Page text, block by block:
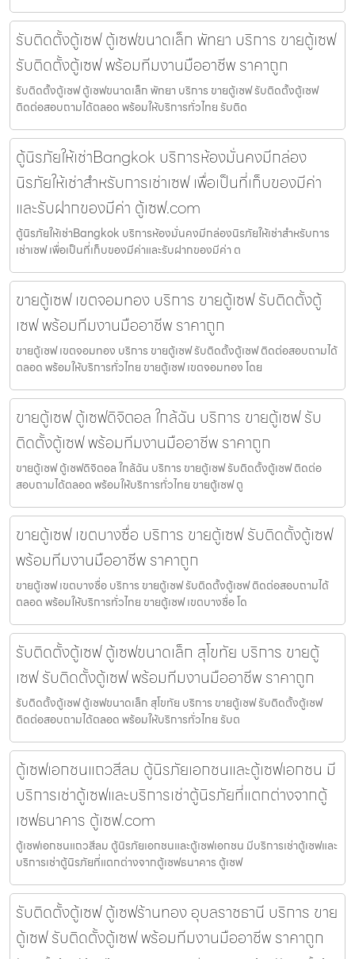
รับติดตั้งตู้เซฟ ตู้เซฟขนาดเล็ก พัทยา บริการ ขายตู้เซฟ
รับติดตั้งตู้เซฟ พร้อมทีมงานมืออาชีพ ราคาถูก
รับติดตั้งตู้เซฟ ตู้เซฟขนาดเล็ก พัทยา บริการ ขายตู้เซฟ รับติดตั้งตู้เซฟ
ติดต่อสอบถามได้ตลอด พร้อมให้บริการทั่วไทย รับติด
ตู้นิรภัยให้เช่าBangkok บริการห้องมั่นคงมีกล่อง
นิรภัยให้เช่าสำหรับการเช่าเซฟ เพื่อเป็นที่เก็บของมีค่า
และรับฝากของมีค่า ตู้เซฟ.com
ตู้นิรภัยให้เช่าBangkok บริการห้องมั่นคงมีกล่องนิรภัยให้เช่าสำหรับการ
เช่าเซฟ เพื่อเป็นที่เก็บของมีค่าและรับฝากของมีค่า ต
ขายตู้เซฟ เขตจอมทอง บริการ ขายตู้เซฟ รับติดตั้งตู้
เซฟ พร้อมทีมงานมืออาชีพ ราคาถูก
ขายตู้เซฟ เขตจอมทอง บริการ ขายตู้เซฟ รับติดตั้งตู้เซฟ ติดต่อสอบถามได้
ตลอด พร้อมให้บริการทั่วไทย ขายตู้เซฟ เขตจอมทอง โดย
ขายตู้เซฟ ตู้เซฟดิจิตอล ใกล้ฉัน บริการ ขายตู้เซฟ รับ
ติดตั้งตู้เซฟ พร้อมทีมงานมืออาชีพ ราคาถูก
ขายตู้เซฟ ตู้เซฟดิจิตอล ใกล้ฉัน บริการ ขายตู้เซฟ รับติดตั้งตู้เซฟ ติดต่อ
สอบถามได้ตลอด พร้อมให้บริการทั่วไทย ขายตู้เซฟ ตู
ขายตู้เซฟ เขตบางซื่อ บริการ ขายตู้เซฟ รับติดตั้งตู้เซฟ
พร้อมทีมงานมืออาชีพ ราคาถูก
ขายตู้เซฟ เขตบางซื่อ บริการ ขายตู้เซฟ รับติดตั้งตู้เซฟ ติดต่อสอบถามได้
ตลอด พร้อมให้บริการทั่วไทย ขายตู้เซฟ เขตบางซื่อ โด
รับติดตั้งตู้เซฟ ตู้เซฟขนาดเล็ก สุโขทัย บริการ ขายตู้
เซฟ รับติดตั้งตู้เซฟ พร้อมทีมงานมืออาชีพ ราคาถูก
รับติดตั้งตู้เซฟ ตู้เซฟขนาดเล็ก สุโขทัย บริการ ขายตู้เซฟ รับติดตั้งตู้เซฟ
ติดต่อสอบถามได้ตลอด พร้อมให้บริการทั่วไทย รับต
ตู้เซฟเอกชนแถวสีลม ตู้นิรภัยเอกชนและตู้เซฟเอกชน มี
บริการเช่าตู้เซฟและบริการเช่าตู้นิรภัยที่แตกต่างจากตู้
เซฟธนาคาร ตู้เซฟ.com
ตู้เซฟเอกชนแถวสีลม ตู้นิรภัยเอกชนและตู้เซฟเอกชน มีบริการเช่าตู้เซฟและ
บริการเช่าตู้นิรภัยที่แตกต่างจากตู้เซฟธนาคาร ตู้เซฟ
รับติดตั้งตู้เซฟ ตู้เซฟร้านทอง อุบลราชธานี บริการ ขาย
ตู้เซฟ รับติดตั้งตู้เซฟ พร้อมทีมงานมืออาชีพ ราคาถูก